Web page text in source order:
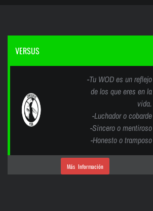
VERSUS
-Tu WOD es un reflejo
de los que eres en la
vida.
-Luchador o cobarde
-Sincero o mentiroso
-Honesto o tramposo
Más Información